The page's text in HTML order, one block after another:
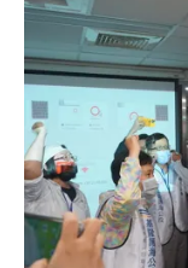
涉及填海造陸引
（3.0版），進一
盼能消弭紛爭。基
木山海域水產動
範圍，與2020年
變更，依據《行政
認為，東移方案位
護區，不同港型對